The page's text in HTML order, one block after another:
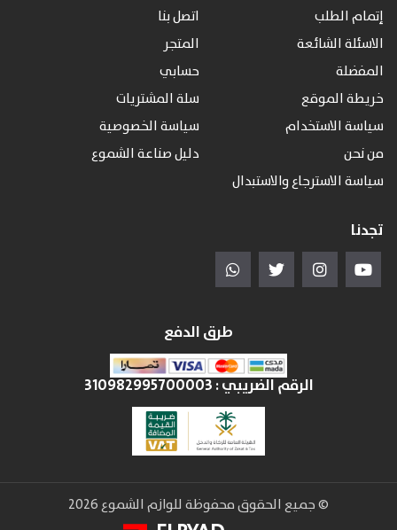
إتمام الطلب
اتصل بنا
الاسئلة الشائعة
المتجر
المفضلة
حسابي
خريطة الموقع
سلة المشتريات
سياسة الاستخدام
سياسة الخصوصية
من نحن
دليل صناعة الشموع
سياسة الاسترجاع والاستبدال
تجدنا
طرق الدفع
الرقم الضريبي :310982995700003
© جميع الحقوق محفوظة للوازم الشموع 2026